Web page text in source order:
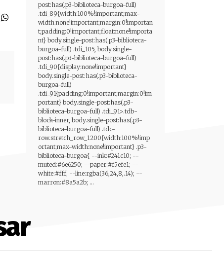
post:has(.p3-biblioteca-burgoa-full)
.tdi_89{width:100%!important;max-
width:none!important;margin:0!importan
t;padding:0!important;float:none!importa
nt} body.single-post:has(.p3-biblioteca-
burgoa-full) .tdi_105, body.single-
post:has(.p3-biblioteca-burgoa-full)
.tdi_90{display:none!important}
body.single-post:has(.p3-biblioteca-
burgoa-full)
.tdi_91{padding:0!important;margin:0!im
portant} body.single-post:has(.p3-
biblioteca-burgoa-full) .tdi_91>.tdb-
block-inner, body.single-post:has(.p3-
biblioteca-burgoa-full) .tdc-
row.stretch_row_1200{width:100%!imp
ortant;max-width:none!important} .p3-
biblioteca-burgoa{ --ink:#241c10; --
muted:#6e6250; --paper:#f5efe1; --
white:#fff; --line:rgba(36,24,8,.14); --
marron:#8a5a2b; ...